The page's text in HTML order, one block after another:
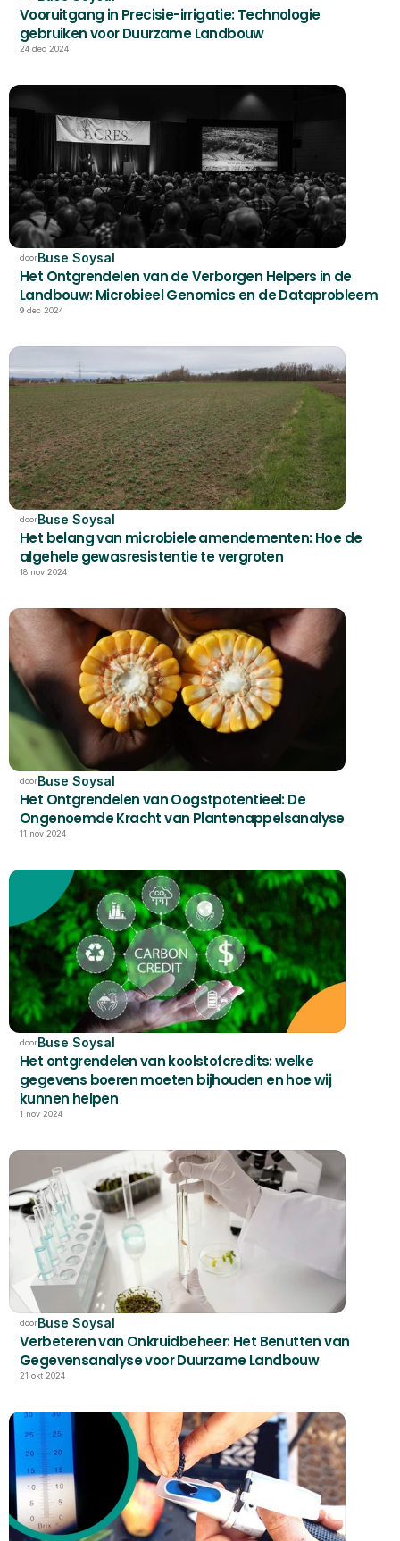
Vooruitgang in Precisie-irrigatie: Technologie
gebruiken voor Duurzame Landbouw
24 dec 2024
doorBuse Soysal
Het Ontgrendelen van de Verborgen Helpers in de
Landbouw: Microbieel Genomics en de Dataprobleem
9 dec 2024
doorBuse Soysal
Het belang van microbiele amendementen: Hoe de
algehele gewasresistentie te vergroten
18 nov 2024
doorBuse Soysal
Het Ontgrendelen van Oogstpotentieel: De
Ongenoemde Kracht van Plantenappelsanalyse
11 nov 2024
doorBuse Soysal
Het ontgrendelen van koolstofcredits: welke
gegevens boeren moeten bijhouden en hoe wij
kunnen helpen
1 nov 2024
doorBuse Soysal
Verbeteren van Onkruidbeheer: Het Benutten van
Gegevensanalyse voor Duurzame Landbouw
21 okt 2024